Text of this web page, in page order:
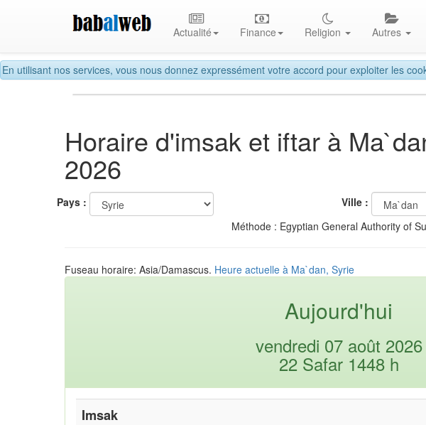
En utilisant nos services, vous nous donnez expressément votre accord pour exploiter les
Actualité Finance Religion Autres
Horaire d'imsak et iftar à
2026
Pays :
Ville :
Méthode : Egyptian General Authority of
Fuseau horaire: Asia/Damascus. Heure actuelle à Ma`dan, Syrie
Aujourd'hui
vendredi 07 août 2026
22 Safar 1448 h
Imsak